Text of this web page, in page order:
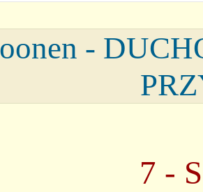
-
7 -